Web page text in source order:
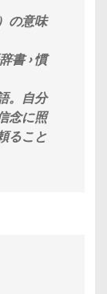
の意味
書 › 慣
。自分
念に照
ること